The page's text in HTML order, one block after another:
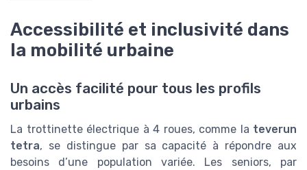
Accessibilité et inclusivité dans
la mobilité urbaine
Un accès facilité pour tous les profils
urbains
La trottinette électrique à 4 roues, comme la teverun
tetra, se distingue par sa capacité à répondre aux
besoins d’une population variée. Les seniors, par